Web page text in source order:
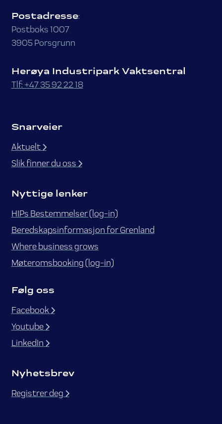
Postadresse:
Postboks 1007
3905 Porsgrunn
Herøya Industripark Vaktsentral
Tlf: +47 35 92 22 18
Snarveier
Aktuelt
Slik finner du oss
Nyttige lenker
HIPs Bestemmelser (log-in)
Beredskapsinformasjon for Grenland
Where business grows
Møteromsbooking (log-in)
Følg oss
Facebook
Youtube
LinkedIn
Nyhetsbrev
Registrer deg